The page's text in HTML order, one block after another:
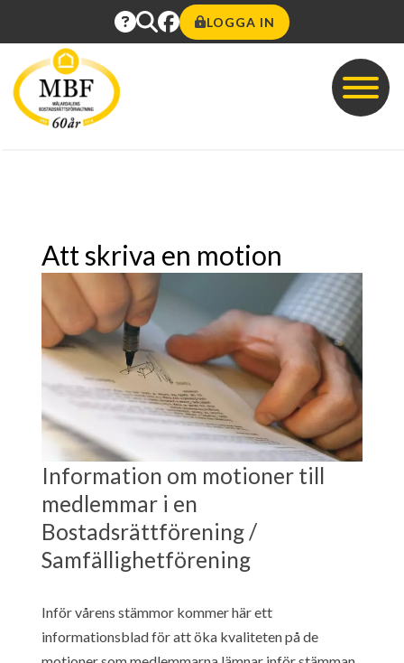
LOGGA IN
Att skriva en motion
Information om motioner till
medlemmar i en
Bostadsrättförening /
Samfällighetförening
Inför vårens stämmor kommer här ett
informationsblad för att öka kvaliteten på de